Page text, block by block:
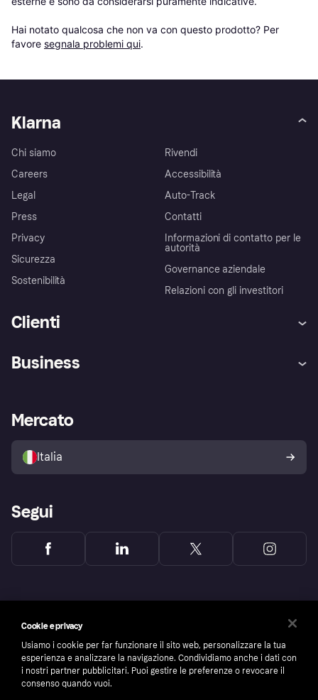
Hai notato qualcosa che non va con questo prodotto? Per
favore segnala problemi qui.
Klarna
Chi siamo
Careers
Legal
Press
Privacy
Sicurezza
Sostenibilità
Rivendi
Accessibilità
Auto-Track
Contatti
Informazioni di contatto per le
autorità
Governance aziendale
Relazioni con gli investitori
Clienti
Esplora i negozi
Politica di protezione
dell'acquirente Klarna
Business
Accesso aziende
Mercato
Italia
Segui
Cookie e privacy
Usiamo i cookie per far funzionare il sito web, personalizzare la tua
esperienza e analizzare la navigazione. Condividiamo anche i dati con
i nostri partner pubblicitari. Puoi gestire le preferenze o revocare il
consenso quando vuoi.